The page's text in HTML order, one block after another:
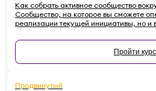
Как собрать активное сообщество
Сообщество, на которое вы сможете
реализации текущей инициативы, но и
менеджмента — в этом курсе.
Пройти курс
Продвинутый